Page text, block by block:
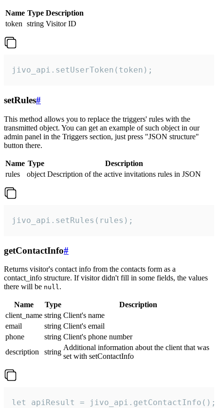
Name Type Description
token string Visitor ID
jivo_api.setUserToken(token);
setRules#
This method allows you to replace the triggers' rules with the
transmitted object. You can get an example of such object in our
admin panel in the Triggers section, just press "JSON structure"
button there.
Name Type
Description
rules
object Description of the active invitations rules in JSON
jivo_api.setRules(rules);
getContactInfo#
Returns visitor's contact info from the contacts form as a
contact_info structure. If visitor didn't fill in some fields, the values
there will be null.
Name Type
Description
client_name string Client's name
email
string Client's email
phone
string Client's phone number
description
string
Additional information about the client that was
set with setContactInfo
let apiResult = jivo_api.getContactInfo();